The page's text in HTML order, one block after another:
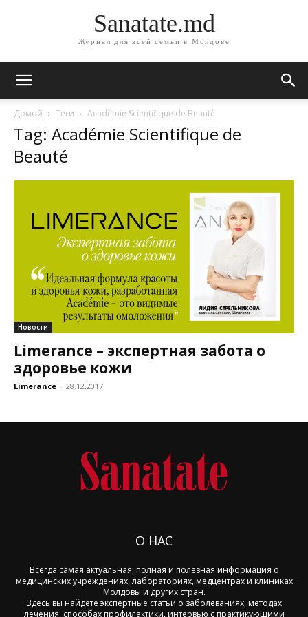
Sanatate.md
Журнал для всей семьи в Молдове
Домой Теги Académie Scientifique de Beauté
Tag: Académie Scientifique de
Beauté
Новости
Limerance – экспертная забота о
здоровье кожи
Limerance - 28.12.2017
О НАС
Всегда самая актуальная, полная и полезная информация о
медицинских учреждениях, лабораториях, медцентрах и клиниках
Молдовы и других стран.
Здесь вы найдете экспертные статьи о заболеваниях, методах
лечения, способах профилактики, интервью с практикующими